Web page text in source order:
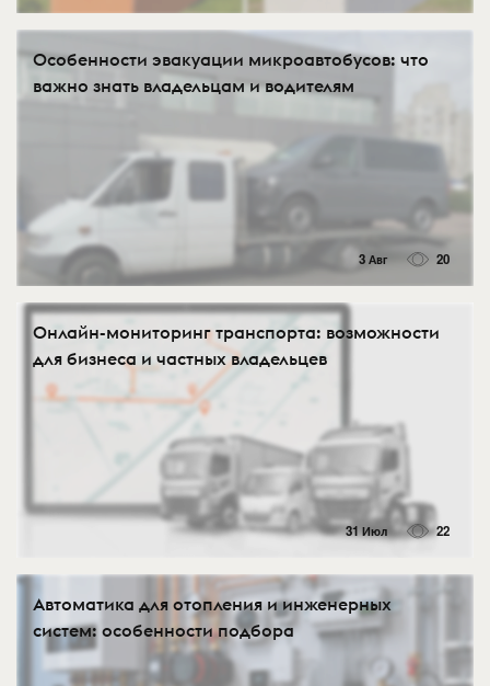
Особенности эвакуации микроавтобусов: что
важно знать владельцам и водителям
3 Авг 20
Онлайн-мониторинг транспорта: возможности
для бизнеса и частных владельцев
31 Июл 22
Автоматика для отопления и инженерных
систем: особенности подбора